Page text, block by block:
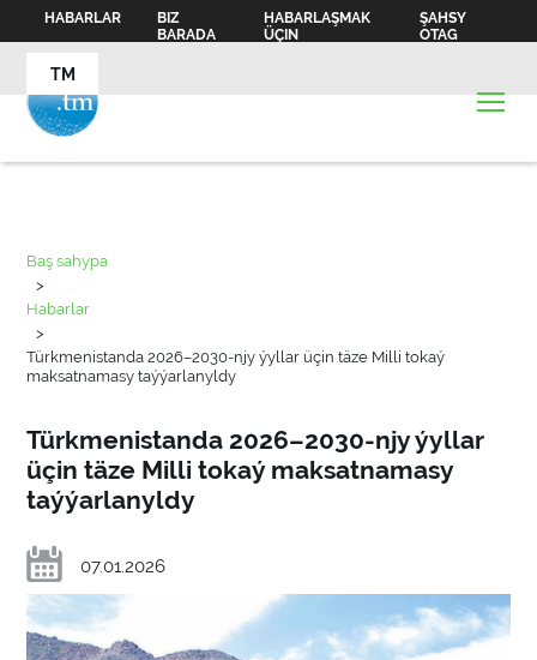
HABARLAR
BIZ
BARADA
HABARLAŞMAK
ÜÇIN
ŞAHSY
OTAG
TM
Baş sahypa
>
Habarlar
>
Türkmenistanda 2026–2030-njy ýyllar üçin täze Milli tokaý
maksatnamasy taýýarlanyldy
Türkmenistanda 2026–2030-njy ýyllar
üçin täze Milli tokaý maksatnamasy
taýýarlanyldy
07.01.2026